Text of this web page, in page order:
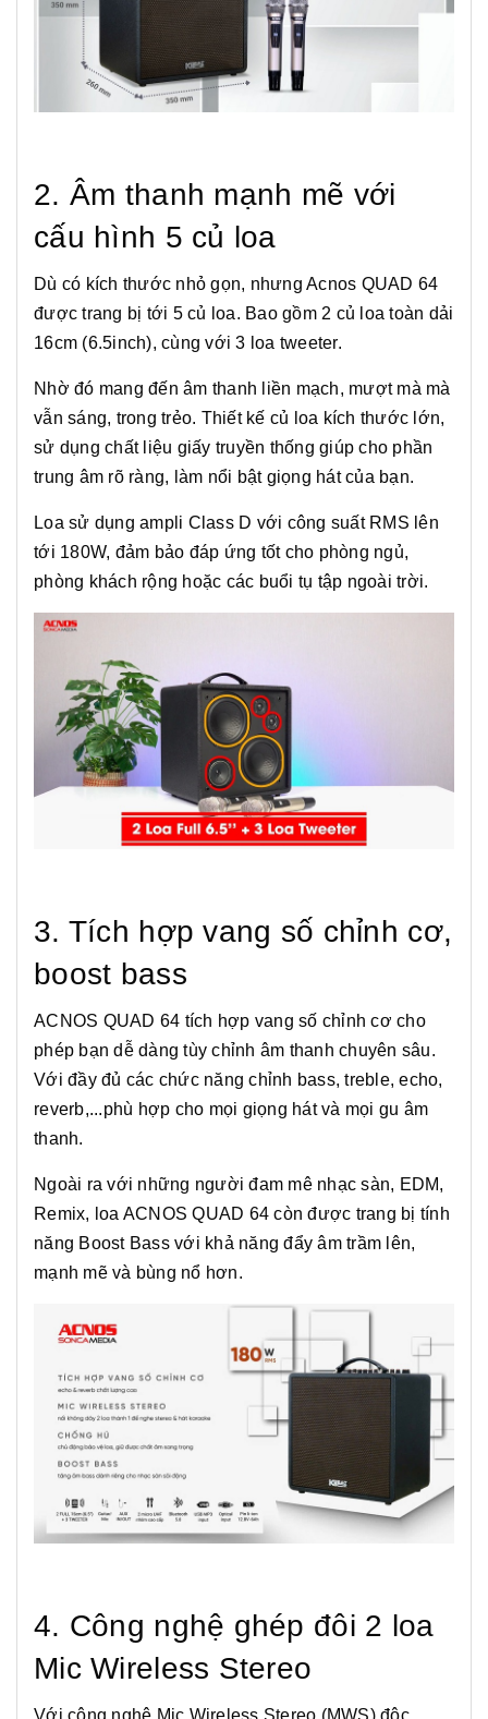
2. Âm thanh mạnh mẽ với
cấu hình 5 củ loa
Dù có kích thước nhỏ gọn, nhưng Acnos QUAD 64
được trang bị tới 5 củ loa. Bao gồm 2 củ loa toàn dải
16cm (6.5inch), cùng với 3 loa tweeter.
Nhờ đó mang đến âm thanh liền mạch, mượt mà mà
vẫn sáng, trong trẻo. Thiết kế củ loa kích thước lớn,
sử dụng chất liệu giấy truyền thống giúp cho phần
trung âm rõ ràng, làm nổi bật giọng hát của bạn.
Loa sử dụng ampli Class D với công suất RMS lên
tới 180W, đảm bảo đáp ứng tốt cho phòng ngủ,
phòng khách rộng hoặc các buổi tụ tập ngoài trời.
3. Tích hợp vang số chỉnh cơ,
boost bass
ACNOS QUAD 64 tích hợp vang số chỉnh cơ cho
phép bạn dễ dàng tùy chỉnh âm thanh chuyên sâu.
Với đầy đủ các chức năng chỉnh bass, treble, echo,
reverb,...phù hợp cho mọi giọng hát và mọi gu âm
thanh.
Ngoài ra với những người đam mê nhạc sàn, EDM,
Remix, loa ACNOS QUAD 64 còn được trang bị tính
năng Boost Bass với khả năng đẩy âm trầm lên,
mạnh mẽ và bùng nổ hơn.
4. Công nghệ ghép đôi 2 loa
Mic Wireless Stereo